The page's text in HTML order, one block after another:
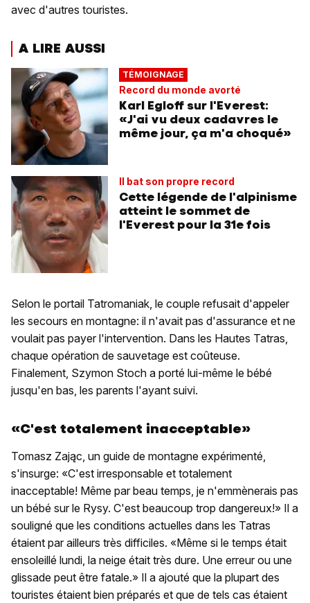
avec d'autres touristes.
A LIRE AUSSI
TÉMOIGNAGE
Record du monde avorté
Karl Egloff sur l'Everest:
«J'ai vu deux cadavres le
même jour, ça m'a choqué»
Il bat son propre record
Cette légende de l'alpinisme
atteint le sommet de
l'Everest pour la 31e fois
Selon le portail Tatromaniak, le couple refusait d'appeler
les secours en montagne: il n'avait pas d'assurance et ne
voulait pas payer l'intervention. Dans les Hautes Tatras,
chaque opération de sauvetage est coûteuse.
Finalement, Szymon Stoch a porté lui-même le bébé
jusqu'en bas, les parents l'ayant suivi.
«C'est totalement inacceptable»
Tomasz Zając, un guide de montagne expérimenté,
s'insurge: «C'est irresponsable et totalement
inacceptable! Même par beau temps, je n'emmènerais pas
un bébé sur le Rysy. C'est beaucoup trop dangereux!» Il a
souligné que les conditions actuelles dans les Tatras
étaient par ailleurs très difficiles. «Même si le temps était
ensoleillé lundi, la neige était très dure. Une erreur ou une
glissade peut être fatale.» Il a ajouté que la plupart des
touristes étaient bien préparés et que de tels cas étaient